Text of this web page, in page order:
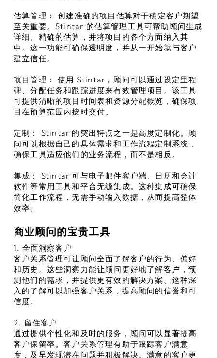
估算管理： 创建准确的项目估算对于确定客户期望
至关重要。Stintar 的估算管理工具可帮助顾问生成
详细、精确的估算，并将项目的各个方面纳入其
中。这一功能可确保透明度，并从一开始就与客户
建立信任。
项目管理： 使用 Stintar，顾问可以通过设定里程
碑、分配任务和跟踪进度来有效管理项目。该工具
可提供清晰的项目时间表和资源分配概览，确保项
目在预算范围内按时交付。
定制： Stintar 的突出特点之一是高度定制化。顾
问可以根据自己的具体需求和工作流程定制系统，
确保工具适应他们的业务流程，而不是相反。
集成： Stintar 可与电子邮件客户端、日历和会计
软件等常用工具和平台无缝集成。这种集成可确保
简化工作流程，无需手动输入数据，从而提高整体
效率。
商业顾问的宝贵工具
1. 全面洞察客户
客户关系管理可让顾问全面了解客户的行为、偏好
和历史。这些洞察力能让顾问更好地了解客户，预
测他们的需求，并提供更有效的解决方案。这种深
入的了解可以加强客户关系，提高顾问的信誉和可
信度。
2. 留住客户
通过提供个性化和及时的服务，顾问可以显著提高
客户保留率。客户关系管理有助于跟踪客户满意
度，及早发现潜在问题并积极解决。满意的客户更